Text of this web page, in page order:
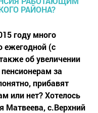
году много
ежегодной (с
об увеличении
за
прибавят
или нет? Хотелось
Матвеева, с.Верхний